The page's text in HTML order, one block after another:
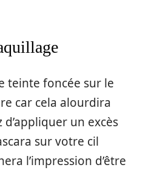
teinte foncée sur le
car cela alourdira
un excès
sur votre cil
l’impression d’être